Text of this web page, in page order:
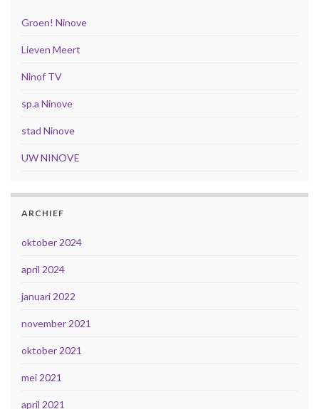
Groen! Ninove
Lieven Meert
Ninof TV
sp.a Ninove
stad Ninove
UW NINOVE
ARCHIEF
oktober 2024
april 2024
januari 2022
november 2021
oktober 2021
mei 2021
april 2021